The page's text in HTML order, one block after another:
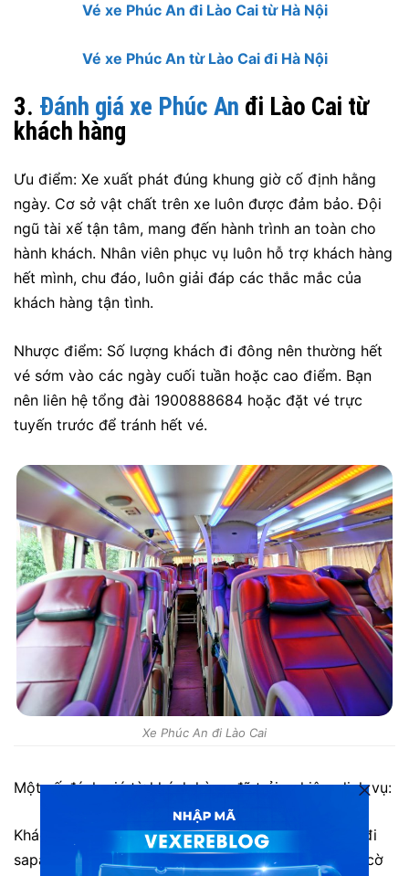
Vé xe Phúc An đi Lào Cai từ Hà Nội
Vé xe Phúc An từ Lào Cai đi Hà Nội
3. Đánh giá xe Phúc An đi Lào Cai từ
khách hàng
Ưu điểm: Xe xuất phát đúng khung giờ cố định hằng
ngày. Cơ sở vật chất trên xe luôn được đảm bảo. Đội
ngũ tài xế tận tâm, mang đến hành trình an toàn cho
hành khách. Nhân viên phục vụ luôn hỗ trợ khách hàng
hết mình, chu đáo, luôn giải đáp các thắc mắc của
khách hàng tận tình.
Nhược điểm: Số lượng khách đi đông nên thường hết
vé sớm vào các ngày cuối tuần hoặc cao điểm. Bạn
nên liên hệ tổng đài 1900888684 hoặc đặt vé trực
tuyến trước để tránh hết vé.
Xe Phúc An đi Lào Cai
Một số đánh giá từ khách hàng đã trải nghiệm dịch vụ:
Khách hàng H.Đạt: “Hôm trước mình có hành trình đi
sapa, xuất phát từ Nam Đinh, khi ra bến xe thì tình cờ